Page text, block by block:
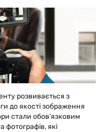
розвивається з
до якості зображення
стали обов’язковим
фотографів, які